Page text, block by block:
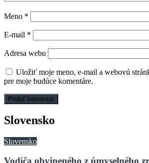
Meno *
E-mail *
Adresa webu
Uložiť moje meno, e-mail a webovú
pre moje budúce komentáre.
Slovensko
Slovensko
Vodiča obvineného z úmyselného